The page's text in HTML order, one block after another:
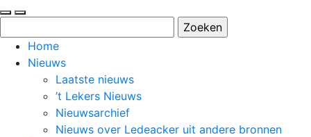
naar: Home
Nieuws
Laatste nieuws
’t Lekers Nieuws
Nieuwsarchief
Nieuws over Ledeacker uit andere bronnen